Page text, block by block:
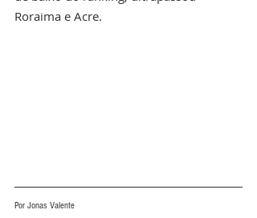
Roraima e Acre.
Por Jonas Valente